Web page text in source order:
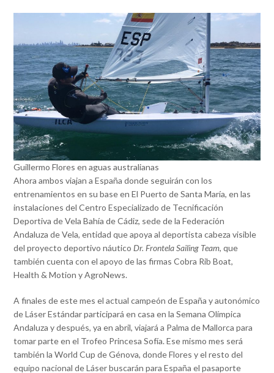
Guillermo Flores en aguas australianas
Ahora ambos viajan a España donde seguirán con los
entrenamientos en su base en El Puerto de Santa María, en las
instalaciones del Centro Especializado de Tecnificación
Deportiva de Vela Bahía de Cádiz, sede de la Federación
Andaluza de Vela, entidad que apoya al deportista cabeza visible
del proyecto deportivo náutico Dr. Frontela Sailing Team, que
también cuenta con el apoyo de las firmas Cobra Rib Boat,
Health & Motion y AgroNews.
A finales de este mes el actual campeón de España y autonómico
de Láser Estándar participará en casa en la Semana Olímpica
Andaluza y después, ya en abril, viajará a Palma de Mallorca para
tomar parte en el Trofeo Princesa Sofía. Ese mismo mes será
también la World Cup de Génova, donde Flores y el resto del
equipo nacional de Láser buscarán para España el pasaporte